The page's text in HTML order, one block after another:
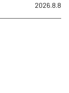
2026.8.8